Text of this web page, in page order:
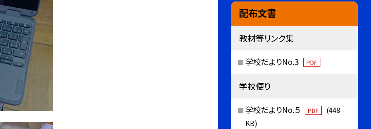
配布文書
教材等リンク集
学校だよりNo.3 PDF
学校便り
学校だよりNo.５ PDF
(448
KB)